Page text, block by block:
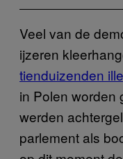
Veel van de
ijzeren
tienduizenden
in Polen worden
werden
parlement als